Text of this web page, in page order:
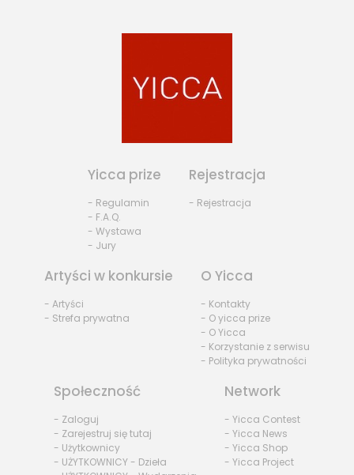
Yicca prize
- Regulamin
- F.A.Q.
- Wystawa
- Jury
Rejestracja
- Rejestracja
Artyści w konkursie
- Artyści
- Strefa prywatna
O Yicca
- Kontakty
- O yicca prize
- O Yicca
- Korzystanie z serwisu
- Polityka prywatności
Społeczność
- Zaloguj
- Zarejestruj się tutaj
- Użytkownicy
- UŻYTKOWNICY - Dzieła
Network
- Yicca Contest
- Yicca News
- Yicca Shop
- Yicca Project